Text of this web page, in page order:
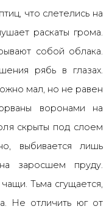
что слетелись на
раскаты грома.
собой облака.
рябь в глазах.
мал, но не равен
воронами на
скрыты под слоем
выбивается лишь
заросшем пруду.
Тьма сгущается,
Не отличить юг от